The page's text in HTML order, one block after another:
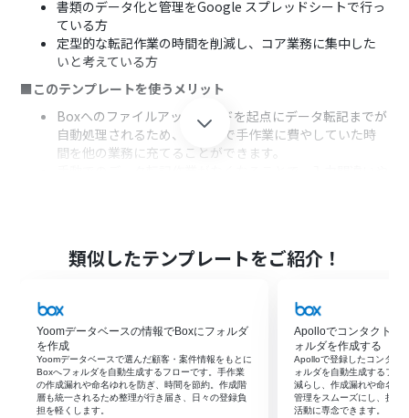
書類のデータ化と管理をGoogle スプレッドシートで行っ
ている方
定型的な転記作業の時間を削減し、コア業務に集中した
いと考えている方
■このテンプレートを使うメリット
Boxへのファイルアップロードを起点にデータ転記までが
自動処理されるため、これまで手作業に費やしていた時
間を他の業務に充てることができます。
はじめに、BoxとGoogle スプレッドシートをYoomと連
次に、トリガーでBoxを選択し、「フォルダにファイルが
アップロードされたら」というアクションを設定して、監
視対象のフォルダを指定します。
続いて、オペレーションでBoxの「ファイルをダウンロー
ド」アクションを設定し、トリガーで検知したファイルを
ダウンロードします。
その後、オペレーションでYoomのOCR機能を選択し、
類似したテンプレートをご紹介！
Yoomデータベースの情報でBoxにフォルダ
を作成
Yoomデータベースで選んだ顧客・案件情報をもとに
Boxへフォルダを自動生成するフローです。手作業
の作成漏れや命名ゆれを防ぎ、時間を節約。作成階
層も統一されるため整理が行き届き、日々の登録負
担を軽くします。
Apolloでコンタクトが
ォルダを作成する
Apolloで登録したコンタク
ォルダを自動生成するフロ
減らし、作成漏れや命名ミ
管理をスムーズにし、担当
活動に専念できます。